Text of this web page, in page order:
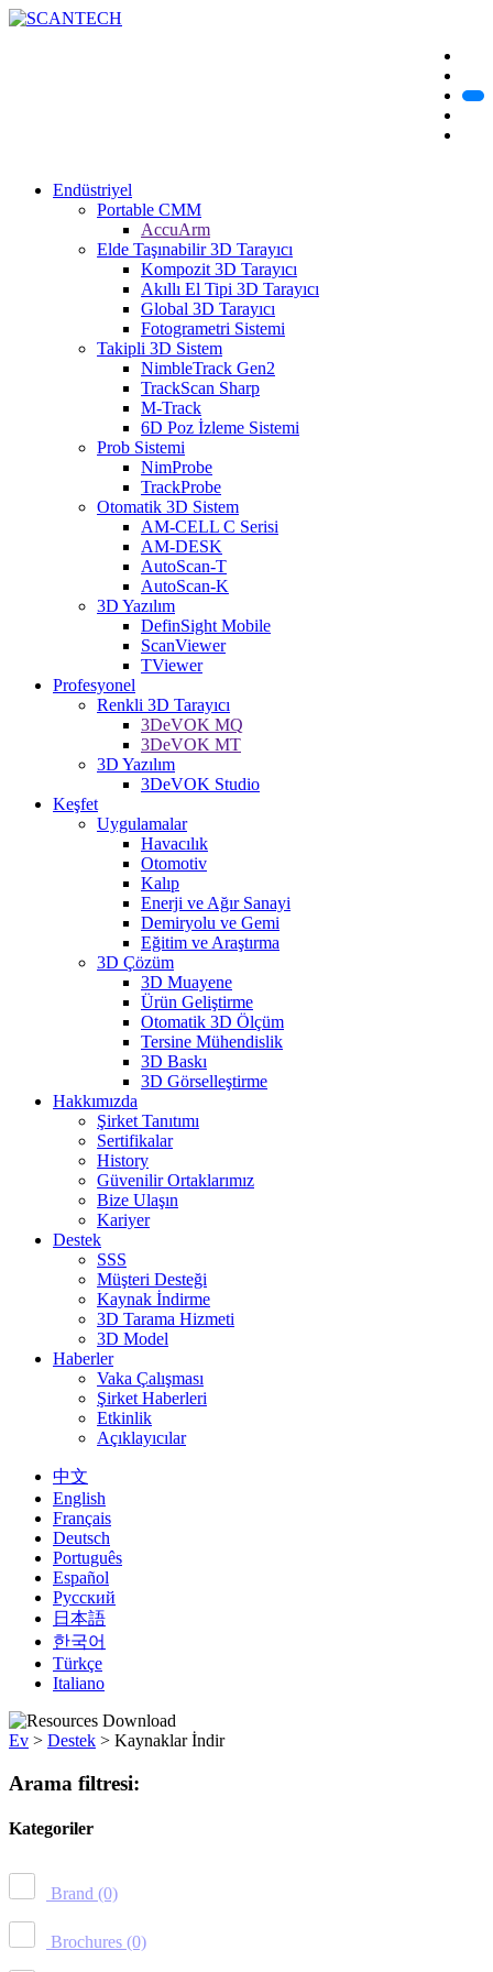
Endüstriyel
Portable CMM
AccuArm
Elde Taşınabilir 3D Tarayıcı
Kompozit 3D Tarayıcı
Akıllı El Tipi 3D Tarayıcı
Global 3D Tarayıcı
Fotogrametri Sistemi
Takipli 3D Sistem
NimbleTrack Gen2
TrackScan Sharp
M-Track
6D Poz İzleme Sistemi
Prob Sistemi
NimProbe
TrackProbe
Otomatik 3D Sistem
AM-CELL C Serisi
AM-DESK
AutoScan-T
AutoScan-K
3D Yazılım
DefinSight Mobile
ScanViewer
TViewer
Profesyonel
Renkli 3D Tarayıcı
3DeVOK MQ
3DeVOK MT
3D Yazılım
3DeVOK Studio
Keşfet
Uygulamalar
Havacılık
Otomotiv
Kalıp
Enerji ve Ağır Sanayi
Demiryolu ve Gemi
Eğitim ve Araştırma
3D Çözüm
3D Muayene
Ürün Geliştirme
Otomatik 3D Ölçüm
Tersine Mühendislik
3D Baskı
3D Görselleştirme
Hakkımızda
Şirket Tanıtımı
Sertifikalar
History
Güvenilir Ortaklarımız
Bize Ulaşın
Kariyer
Destek
SSS
Müşteri Desteği
Kaynak İndirme
3D Tarama Hizmeti
3D Model
Haberler
Vaka Çalışması
Şirket Haberleri
Etkinlik
Açıklayıcılar
中文
English
Français
Deutsch
Português
Español
Русский
日本語
한국어
Türkçe
Italiano
Ev > Destek > Kaynaklar İndir
Arama filtresi:
Kategoriler
Brand (0)
Brochures (0)